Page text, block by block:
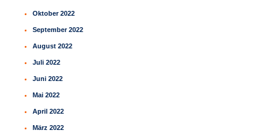
Oktober 2022
September 2022
August 2022
Juli 2022
Juni 2022
Mai 2022
April 2022
März 2022